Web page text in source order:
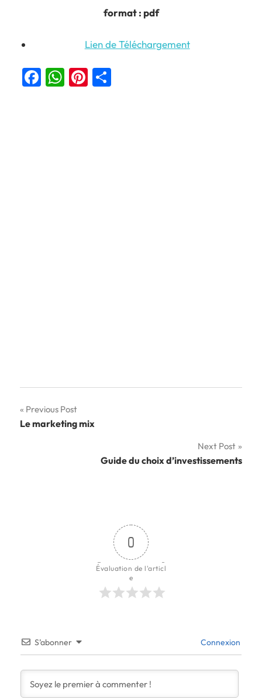
format : pdf
Lien de Téléchargement
Facebook
WhatsApp
Pinterest
Navigation
Previous Post
Le marketing mix
Next Post
Guide du choix d’investissements
0
Évaluation de l'articl
e
S’abonner Connexion